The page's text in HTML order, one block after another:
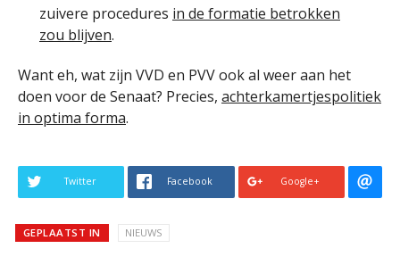
zuivere procedures in de formatie betrokken
zou blijven.
Want eh, wat zijn VVD en PVV ook al weer aan het
doen voor de Senaat? Precies, achterkamertjespolitiek
in optima forma.
Twitter Facebook Google+
GEPLAATST IN NIEUWS